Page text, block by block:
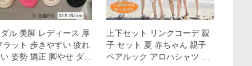
ル 美脚 レディース 厚
ラット 歩きやすい 疲れ
姿勢 矯正 脚やせ ダイ
上下セット リンクコーデ 親
子 セット 夏 赤ちゃん 親子
ペアルック アロハシャツ 花